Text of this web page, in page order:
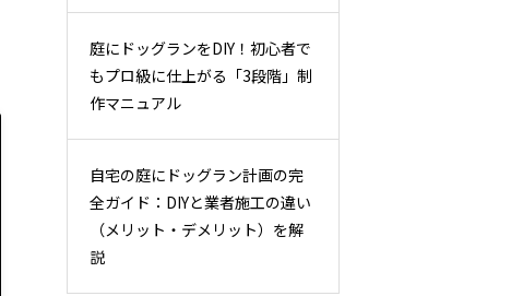
庭にドッグランをDIY！初心者で
もプロ級に仕上がる「3段階」制
作マニュアル
自宅の庭にドッグラン計画の完
全ガイド：DIYと業者施工の違い
（メリット・デメリット）を解
説